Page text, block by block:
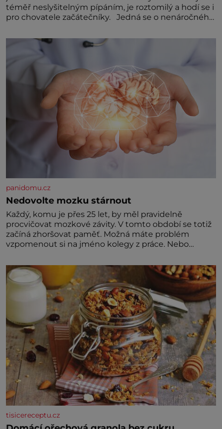
téměř neslyšitelným pípáním, je roztomilý a hodí se i
pro chovatele začátečníky. Jedná se o nenáročného
Hodně času tráví na zemi, kde sbírá zbytky semínek
Jeho domovinou je prakticky celá Austrálie s
výjimkou pobřežní oblasti.
panidomu.cz
Nedovolte mozku stárnout
Každý, komu je přes 25 let, by měl pravidelně
procvičovat mozkové závity. V tomto období se totiž
začíná zhoršovat paměť. Možná máte problém
vzpomenout si na jméno kolegy z práce. Nebo
nedávno přečetli. Je to opravdu tak, s věkem jako
kdyby se paměť rozhodla stávkovat. Cvičte
tisicereceptu.cz